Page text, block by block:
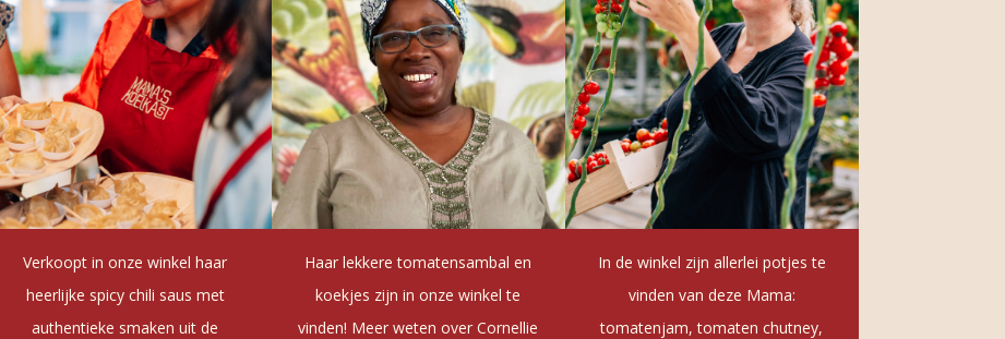
Verkoopt in onze winkel haar
heerlijke spicy chili saus met
authentieke smaken uit de
Haar lekkere tomatensambal en
koekjes zijn in onze winkel te
vinden! Meer weten over Cornellie
In de winkel zijn allerlei potjes te
vinden van deze Mama:
tomatenjam, tomaten chutney,